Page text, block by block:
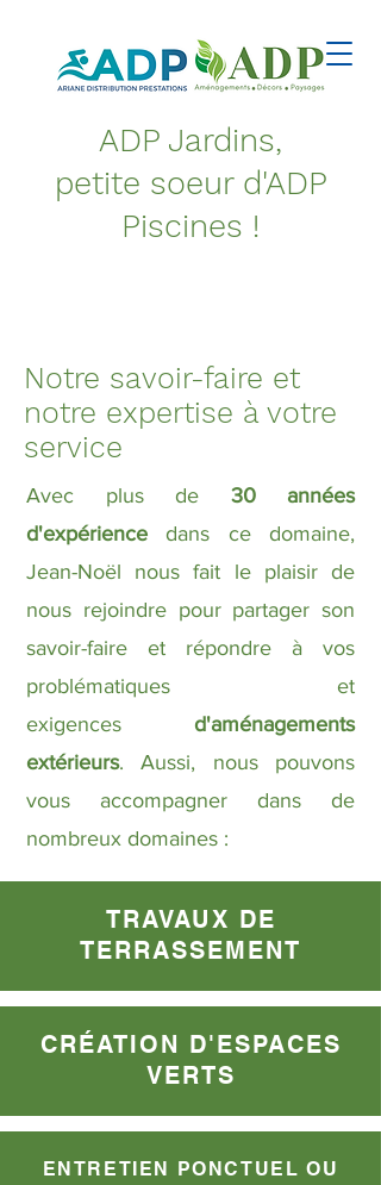
ADP Jardins,
petite soeur d'ADP
Piscines !
Notre savoir-faire et
notre expertise à votre
service
Avec plus de 30 années
d'expérience dans ce domaine,
Jean-Noël nous fait le plaisir de
nous rejoindre pour partager son
savoir-faire et répondre à vos
problématiques et
exigences d'aménagements
extérieurs. Aussi, nous pouvons
vous accompagner dans de
nombreux domaines :
TRAVAUX DE
TERRASSEMENT
CRÉATION D'ESPACES
VERTS
ENTRETIEN PONCTUEL OU